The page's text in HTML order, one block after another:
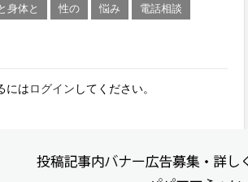
身体と 性の 悩み 電話相談
にはログイン してください。